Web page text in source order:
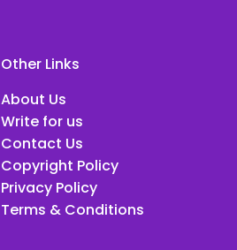
Other Links
About Us
Write for us
Contact Us
Copyright Policy
Privacy Policy
Terms & Conditions